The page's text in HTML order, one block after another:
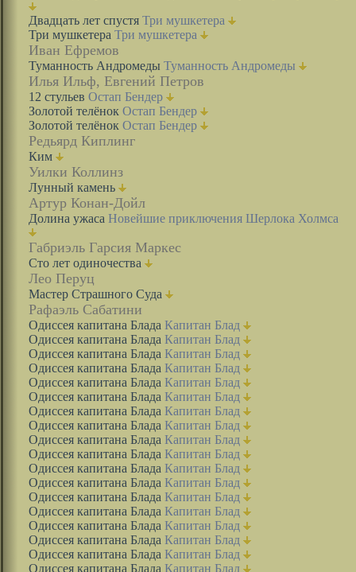
Двадцать лет спустя Три мушкетера
Три мушкетера Три мушкетера
Иван Ефремов
Туманность Андромеды Туманность Андромеды
Илья Ильф, Евгений Петров
12 стульев Остап Бендер
Золотой телёнок Остап Бендер
Золотой телёнок Остап Бендер
Редьярд Киплинг
Ким
Уилки Коллинз
Лунный камень
Артур Конан-Дойл
Долина ужаса Новейшие приключения Шерлока Холмса
Габриэль Гарсия Маркес
Сто лет одиночества
Лео Перуц
Мастер Страшного Суда
Рафаэль Сабатини
Одиссея капитана Блада Капитан Блад
Одиссея капитана Блада Капитан Блад
Одиссея капитана Блада Капитан Блад
Одиссея капитана Блада Капитан Блад
Одиссея капитана Блада Капитан Блад
Одиссея капитана Блада Капитан Блад
Одиссея капитана Блада Капитан Блад
Одиссея капитана Блада Капитан Блад
Одиссея капитана Блада Капитан Блад
Одиссея капитана Блада Капитан Блад
Одиссея капитана Блада Капитан Блад
Одиссея капитана Блада Капитан Блад
Одиссея капитана Блада Капитан Блад
Одиссея капитана Блада Капитан Блад
Одиссея капитана Блада Капитан Блад
Одиссея капитана Блада Капитан Блад
Одиссея капитана Блада Капитан Блад
Одиссея капитана Блада Капитан Блад